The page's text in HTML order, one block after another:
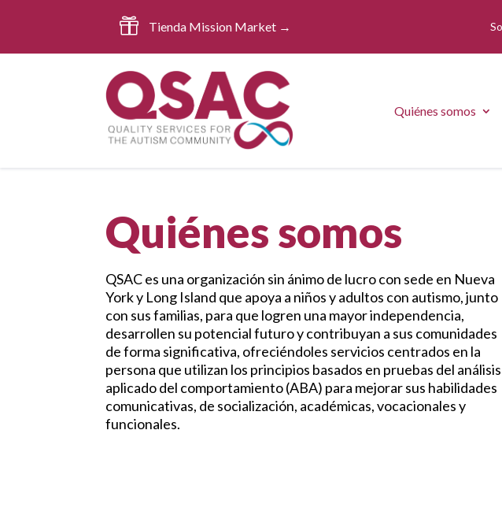
 Tienda Mission Market →
Quiénes somos
Quiénes somos
QSAC es una organización sin ánimo de lucro con sede en Nueva
York y Long Island que apoya a niños y adultos con autismo, junto
con sus familias, para que logren una mayor independencia,
desarrollen su potencial futuro y contribuyan a sus comunidades
de forma significativa, ofreciéndoles servicios centrados en la
persona que utilizan los principios basados en pruebas del análisis
aplicado del comportamiento (ABA) para mejorar sus habilidades
comunicativas, de socialización, académicas, vocacionales y
funcionales.